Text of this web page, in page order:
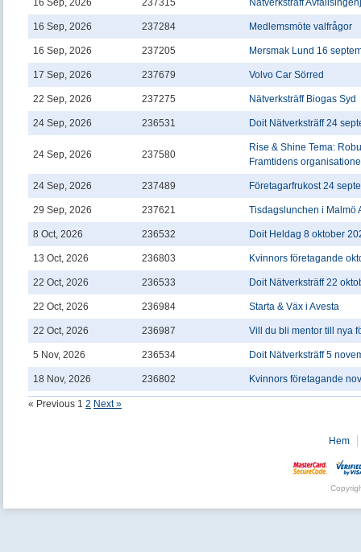
16 Sep, 2026 237284 Medlemsmöte valfrågor
16 Sep, 2026 237205 Mersmak Lund 16
17 Sep, 2026 237679 Volvo Car Sörred
22 Sep, 2026 237275 Nätverksträff Biogas Syd
24 Sep, 2026 236531 Doit Nätverksträff 24
24 Sep, 2026 237580
Rise & Shine Tema:
Framtidens
24 Sep, 2026 237489 Företagarfrukost 24
29 Sep, 2026 237621 Tisdagslunchen i Malmö
8 Oct, 2026 236532 Doit Heldag 8 oktober
13 Oct, 2026 236803 Kvinnors företagande
22 Oct, 2026 236533 Doit Nätverksträff 22
22 Oct, 2026 236984 Starta & Väx i Avesta
22 Oct, 2026 236987 Vill du bli mentor till nya
5 Nov, 2026 236534 Doit Nätverksträff 5
18 Nov, 2026 236802 Kvinnors företagande
« Previous 1 2 Next »
Hem